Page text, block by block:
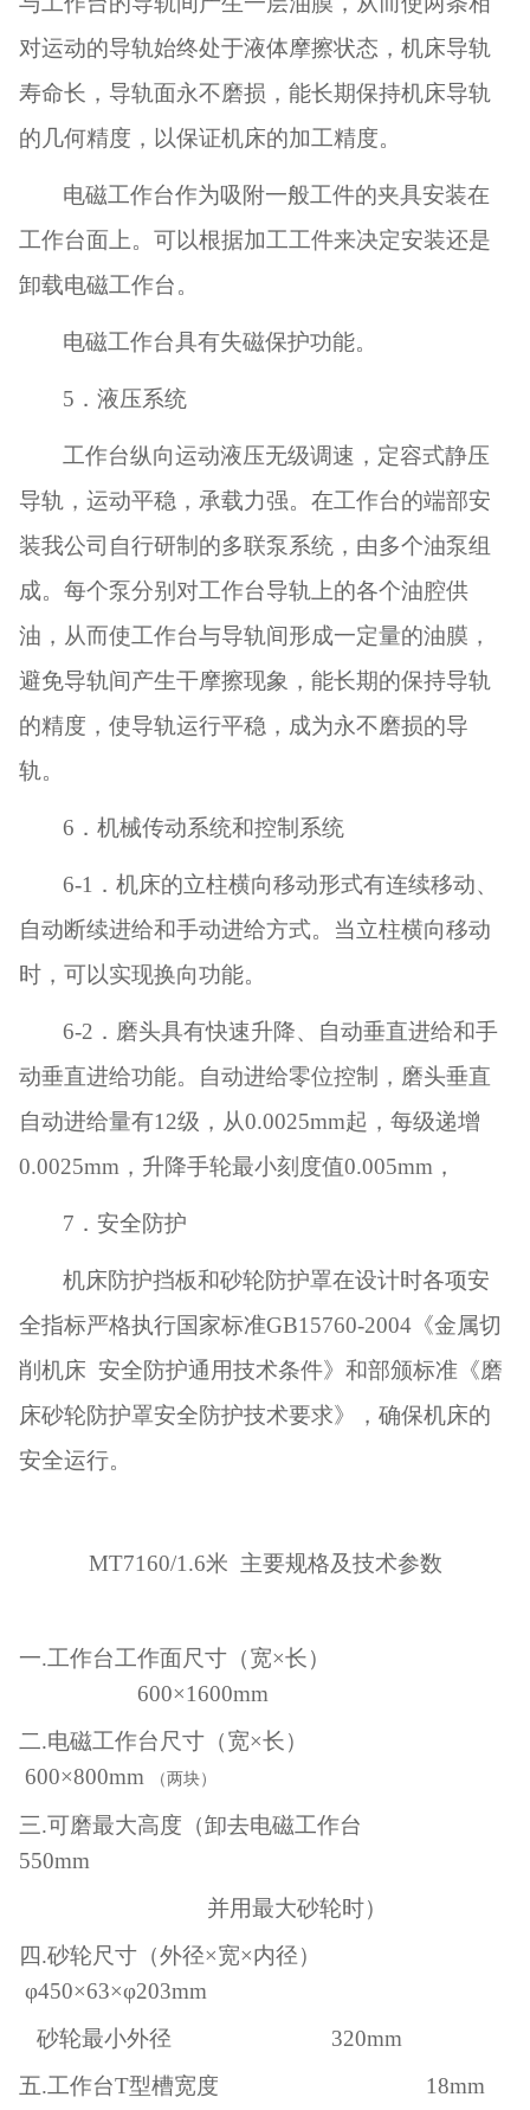
对运动的导轨始终处于液体摩擦状态，机床导轨
寿命长，导轨面永不磨损，能长期保持机床导轨
的几何精度，以保证机床的加工精度。
电磁工作台作为吸附一般工件的夹具安装在
工作台面上。可以根据加工工件来决定安装还是
卸载电磁工作台。
电磁工作台具有失磁保护功能。
5 ．液压系统
工作台纵向运动液压无级调速，定容式静压
导轨，运动平稳，承载力强。在工作台的端部安
装我公司自行研制的多联泵系统，由多个油泵组
成。每个泵分别对工作台导轨上的各个油腔供
油，从而使工作台与导轨间形成一定量的油膜，
避免导轨间产生干摩擦现象，能长期的保持导轨
的精度，使导轨运行平稳，成为永不磨损的导
轨。
6 ．机械传动系统和控制系统
6-1 ．机床的立柱横向移动形式有连续移动、
自动断续进给和手动进给方式。当立柱横向移动
时，可以实现换向功能。
6-2 ．磨头具有快速升降、自动垂直进给和手
动垂直进给功能。自动进给零位控制，磨头垂直
自动进给量有12级，从0.0025mm起，每级递增
0.0025mm ，升降手轮最小刻度值0.005mm ，
7 ．安全防护
机床防护挡板和砂轮防护罩在设计时各项安
全指标严格执行国家标准GB15760-2004《金属切
削机床 安全防护通用技术条件》和部颁标准《磨
床砂轮防护罩安全防护技术要求》，确保机床的
安全运行。
MT7160/1.6米 主要规格及技术参数
一.工作台工作面尺寸（宽×长）
600×1600mm
二.电磁工作台尺寸（宽×长）
600×800mm
（两块）
三.可磨最大高度（卸去电磁工作台
550mm
并用最大砂轮时）
四.砂轮尺寸（外径×宽×内径）
φ450×63×φ203mm
砂轮最小外径
320mm
五.工作台T型槽宽度 18mm